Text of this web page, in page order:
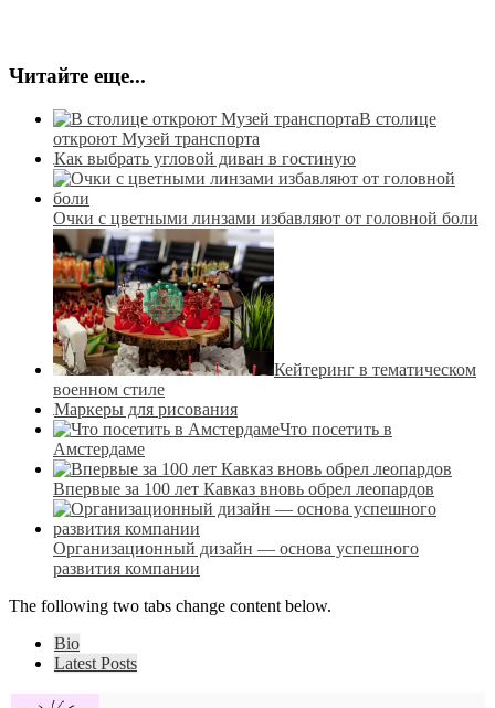
Читайте еще...
В столице
откроют Музей транспорта
Как выбрать угловой диван в гостиную
Очки с цветными линзами избавляют от головной боли
Кейтеринг в тематическом
военном стиле
Маркеры для рисования
Что посетить в
Амстердаме
Впервые за 100 лет Кавказ вновь обрел леопардов
Организационный дизайн — основа успешного
развития компании
The following two tabs change content below.
Bio
Latest Posts